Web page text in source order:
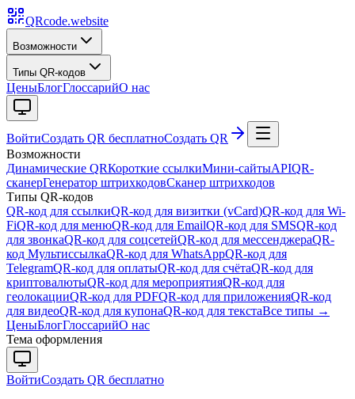
QRcode.website
Возможности
Типы QR-кодов
ЦеныБлогГлоссарийО нас
ВойтиСоздать QR бесплатноСоздать QR
Возможности
Динамические QRКороткие ссылкиМини-сайтыAPIQR-
сканерГенератор штрихкодовСканер штрихкодов
Типы QR-кодов
QR-код для ссылкиQR-код для визитки (vCard)QR-код для Wi-
FiQR-код для менюQR-код для EmailQR-код для SMSQR-код
для звонкаQR-код для соцсетейQR-код для мессенджераQR-
код МультиссылкаQR-код для WhatsAppQR-код для
TelegramQR-код для оплатыQR-код для счётаQR-код для
криптовалютыQR-код для мероприятияQR-код для
геолокацииQR-код для PDFQR-код для приложенияQR-код
для видеоQR-код для купонаQR-код для текстаВсе типы →
ЦеныБлогГлоссарийО нас
Тема оформления
ВойтиСоздать QR бесплатно